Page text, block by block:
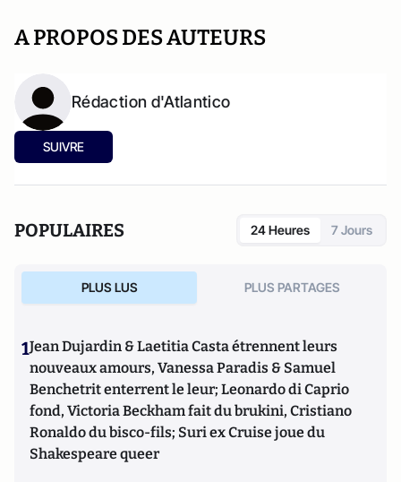
A PROPOS DES AUTEURS
Rédaction d'Atlantico
SUIVRE
POPULAIRES 24 Heures 7 Jours
PLUS LUS PLUS PARTAGES
1Jean Dujardin & Laetitia Casta étrennent leurs
nouveaux amours, Vanessa Paradis & Samuel
Benchetrit enterrent le leur; Leonardo di Caprio
fond, Victoria Beckham fait du brukini, Cristiano
Ronaldo du bisco-fils; Suri ex Cruise joue du
Shakespeare queer